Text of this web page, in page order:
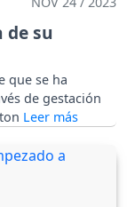
su
que se ha
de gestación